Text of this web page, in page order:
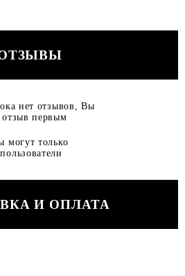
нет отзывов, Вы
отзыв первым
могут только
И ОПЛАТА